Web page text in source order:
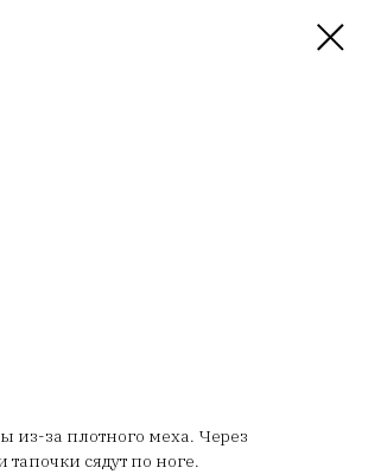
из-за плотного меха. Через
сядут по ноге.